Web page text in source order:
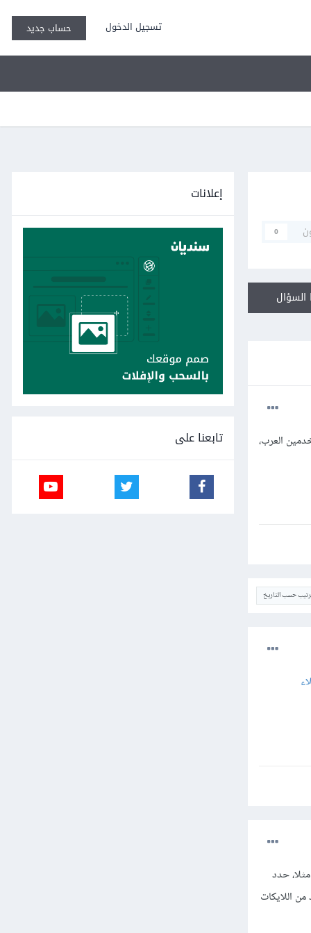
تسجيل الدخول حساب جديد
0
العرب،
حسب التاريخ
حدد
اللايكات
إعلانات
تابعنا على